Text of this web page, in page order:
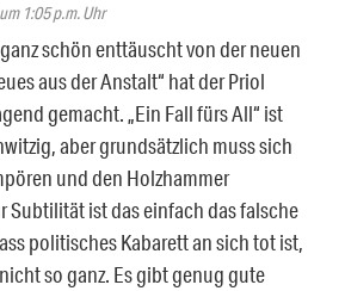
1:05 p.m. Uhr
schön enttäuscht von der neuen
aus der Anstalt“ hat der Priol
gemacht. „Ein Fall fürs All“ ist
aber grundsätzlich muss sich
und den Holzhammer
Subtilität ist das einfach das falsche
politisches Kabarett an sich tot ist,
so ganz. Es gibt genug gute